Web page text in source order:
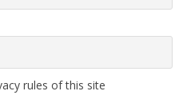
rules of this site